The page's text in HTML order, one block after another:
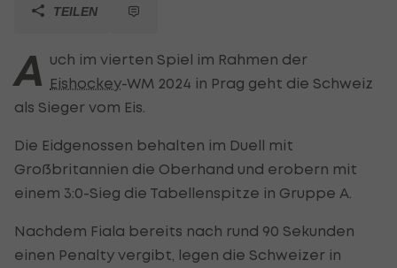
TEILEN
A uch im vierten Spiel im Rahmen der
Eishockey-WM 2024 in Prag geht die Schweiz
als Sieger vom Eis.
Die Eidgenossen behalten im Duell mit
Großbritannien die Oberhand und erobern mit
einem 3:0-Sieg die Tabellenspitze in Gruppe A.
Nachdem Fiala bereits nach rund 90 Sekunden
einen Penalty vergibt, legen die Schweizer in